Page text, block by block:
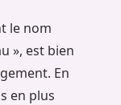
le nom
», est bien
En
en plus